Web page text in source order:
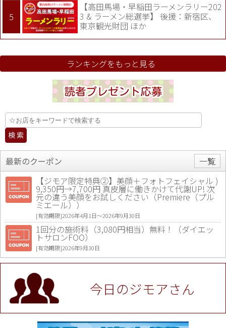
【高田馬場・早稲田ラーメンラリー202
3 & ラーメン総選挙】 後援：新宿区、
東京観光財団 ほか
ランキングをもっと見る
最新のクーポン
一覧
【ジモア限定特典②】美顔＋フォトフェイシャル )
9,350円→7,700円 真皮層に働きかけて代謝UP! 次
元の違う美顔をお試しください（Premiere（プル
ミエール））
[有効期限]2026年4月1日〜2026年9月30日
1回分の施術料（3,080円相当）無料！（ダイエッ
トサロンFOO）
[有効期限]2026年9月30日
値段提示後「ジモア見た」で更に買い取り金額 U
P！※チケットと新品商品は除く（大黒屋 高田馬場
駅前店）
[有効期限]2026年9月30日
★ジモア限定特典★ お会計より全品5％OFF（ナチ
ュラル＆ハンドメイドショップ［マキマキ］）
[有効期限]2026年9月30日まで
今日のジモアさん